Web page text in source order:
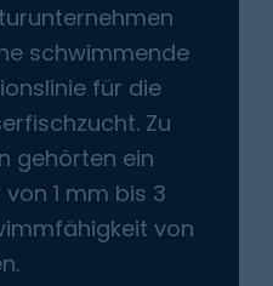
schwimmende
für die
Zu
gehörten ein
1 mm bis 3
von